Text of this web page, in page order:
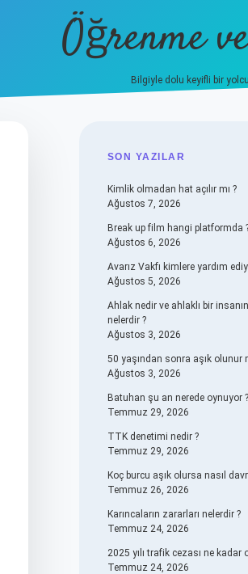
Öğrenme
Bilgiyle dolu keyifli bir
SIDEBAR
SON YAZILAR
Kimlik olmadan hat açılır mı ?
Ağustos 7, 2026
Break up film hangi platformda
Ağustos 6, 2026
Avarız Vakfı kimlere yardım
Ağustos 5, 2026
Ahlak nedir ve ahlaklı bir
nelerdir ?
Ağustos 3, 2026
50 yaşından sonra aşık olunur
Ağustos 3, 2026
Batuhan şu an nerede oynuyor ?
Temmuz 29, 2026
TTK denetimi nedir ?
Temmuz 29, 2026
Koç burcu aşık olursa nasıl
Temmuz 26, 2026
Karıncaların zararları nelerdir ?
Temmuz 24, 2026
2025 yılı trafik cezası ne kadar
Temmuz 24, 2026